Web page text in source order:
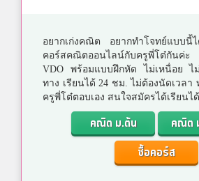
อยากเก่งคณิต อยากทำโจทย์แบบนี้
คอร์สคณิตออนไลน์กับครูพี่โต๋กันค่
VDO พร้อมแบบฝึกหัด ไม่เหนื่อย ไ
ทาง เรียนได้ 24 ชม. ไม่ต้องนัดเวลา
ครูพี่โต๋ตอบเอง สนใจสมัครได้เรียนไ
คณิต ม.ต้น
คณิต
ซื้อคอร์ส